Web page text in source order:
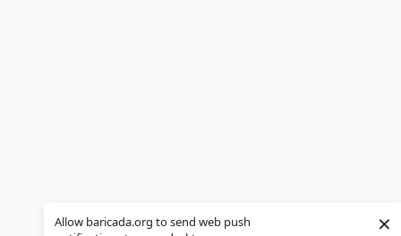
Allow baricada.org to send web push
×